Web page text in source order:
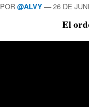
POR @ALVY —26 DE
El